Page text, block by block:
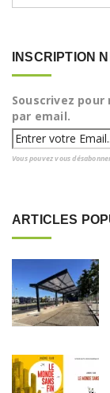
INSCRIPTION
Souscrivez pour
par email.
Vous pouvez vous
ARTICLES